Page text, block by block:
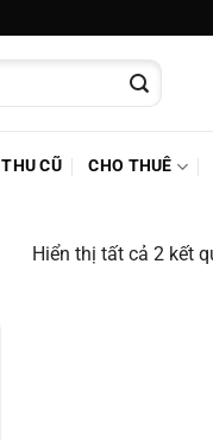
THU CŨ CHO THUÊ
Hiển thị tất cả 2 kết